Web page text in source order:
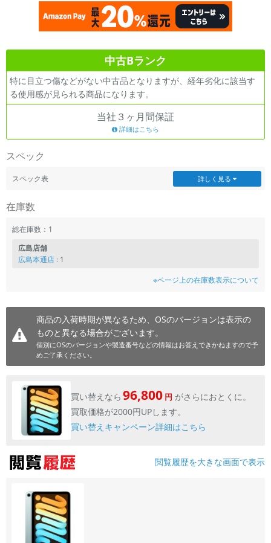
中古Bランク
特に目立つ傷などがない中古品となりますが、経年劣化に該当す
る使用感が見られる商品になります。
当社３ヶ月間保証
詳細はこちら
スペック
スペック表 詳しく見る
在庫数
総在庫数：1
広島店舗
広島本通店 : 1
※ページ上の在庫数表示について
商品の入荷時期が異なるため、OSのバージョンは表示の
ものと異なる場合がございます。
個別にOSのバージョンや製造番号などの情報はお答えできかねますので予
めご了承ください。
買い替えなら 96,800 円 がさらにおとくに。
買取価格が2000円UPします。
買い替えキャンペーン詳細はこちら
閲覧履歴を大きな画面で表示
各項目のチェックボックスは「or検索」となります。
ただし機能別のみ「and検索」となります。